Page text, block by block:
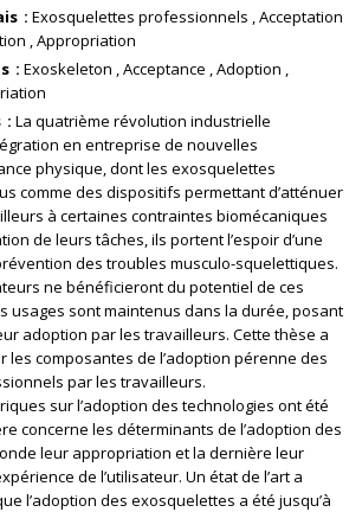
Exosquelettes professionnels Acceptation
Appropriation
Exoskeleton Acceptance Adoption
La quatrième révolution industrielle
en entreprise de nouvelles
physique, dont les exosquelettes
comme des dispositifs permettant d’atténuer
à certaines contraintes biomécaniques
de leurs tâches, ils portent l’espoir d’une
des troubles musculo-squelettiques.
ne bénéficieront du potentiel de ces
usages sont maintenus dans la durée, posant
adoption par les travailleurs. Cette thèse a
les composantes de l’adoption pérenne des
par les travailleurs.
sur l’adoption des technologies ont été
concerne les déterminants de l’adoption des
leur appropriation et la dernière leur
de l’utilisateur. Un état de l’art a
l’adoption des exosquelettes a été jusqu’à